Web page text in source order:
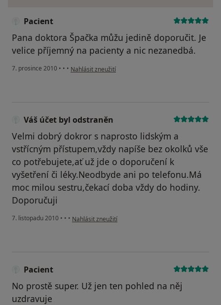
Pacient
Pana doktora Špačka můžu jedině doporučit. Je
velice příjemný na pacienty a nic nezanedbá.
7. prosince 2010 • • • podle názoru uživatele Pacient
Nahlásit zneužití
Váš účet byl odstraněn
Velmi dobrý dokror s naprosto lidským a
vstřícným přístupem,vždy napíše bez okolků vše
co potřebujete,ať už jde o doporučení k
vyšetření či léky.Neodbyde ani po telefonu.Má
moc milou sestru,čekací doba vždy do hodiny.
Doporučuji
7. listopadu 2010 • • • podle názoru uživatele Váš účet byl odstraněn
Nahlásit zneužití
Pacient
No prostě super. Už jen ten pohled na něj
uzdravuje